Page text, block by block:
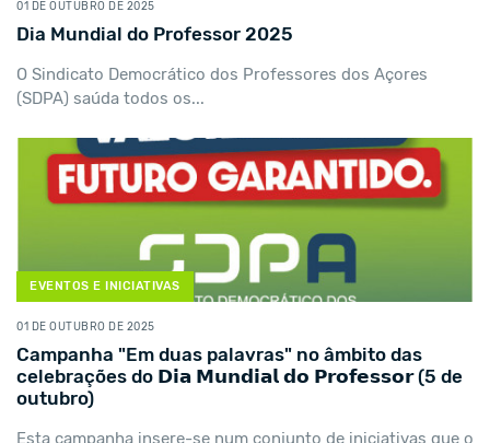
01 DE OUTUBRO DE 2025
Dia Mundial do Professor 2025
O Sindicato Democrático dos Professores dos Açores
(SDPA) saúda todos os...
EVENTOS E INICIATIVAS
01 DE OUTUBRO DE 2025
Campanha "Em duas palavras" no âmbito das
celebrações do 𝗗𝗶𝗮 𝗠𝘂𝗻𝗱𝗶𝗮𝗹 𝗱𝗼 𝗣𝗿𝗼𝗳𝗲𝘀𝘀𝗼𝗿 (5 de
outubro)
Esta campanha insere-se num conjunto de iniciativas que o